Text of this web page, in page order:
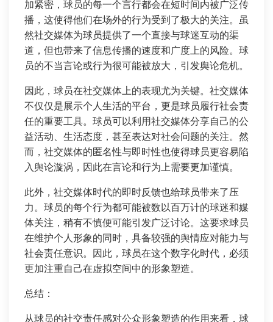
加紧密，球员的每一个言行都会在短时间内被广泛传
播，这使得他们在场外的行为受到了极大的关注。虽
然社交媒体为球员提供了一个直接与球迷互动的渠
道，但也带来了信息传播的速度和广度上的风险。球
员的不当言论或行为很可能被放大，引发舆论危机。
因此，球员在社交媒体上的表现尤为关键。社交媒体
不仅仅是展示个人生活的平台，更是球员履行社会责
任的重要工具。球员可以利用社交媒体分享自己的公
益活动、生活态度，甚至表达对社会问题的关注。然
而，社交媒体的匿名性与即时性也使得球员更容易陷
入舆论漩涡，因此在言论和行为上需要更加谨慎。
此外，社交媒体时代的即时反馈也给球员带来了压
力。球员的每个行为都可能被数以百万计的球迷和媒
体关注，稍有不慎便可能引发广泛讨论。这要求球员
在维护个人形象的同时，具备较强的舆情应对能力与
社会责任意识。因此，球员在这个数字化时代，必须
更加注重自己在虚拟空间中的形象塑造。
总结：
从球员的社交责任感对公众形象塑造的作用来看，球